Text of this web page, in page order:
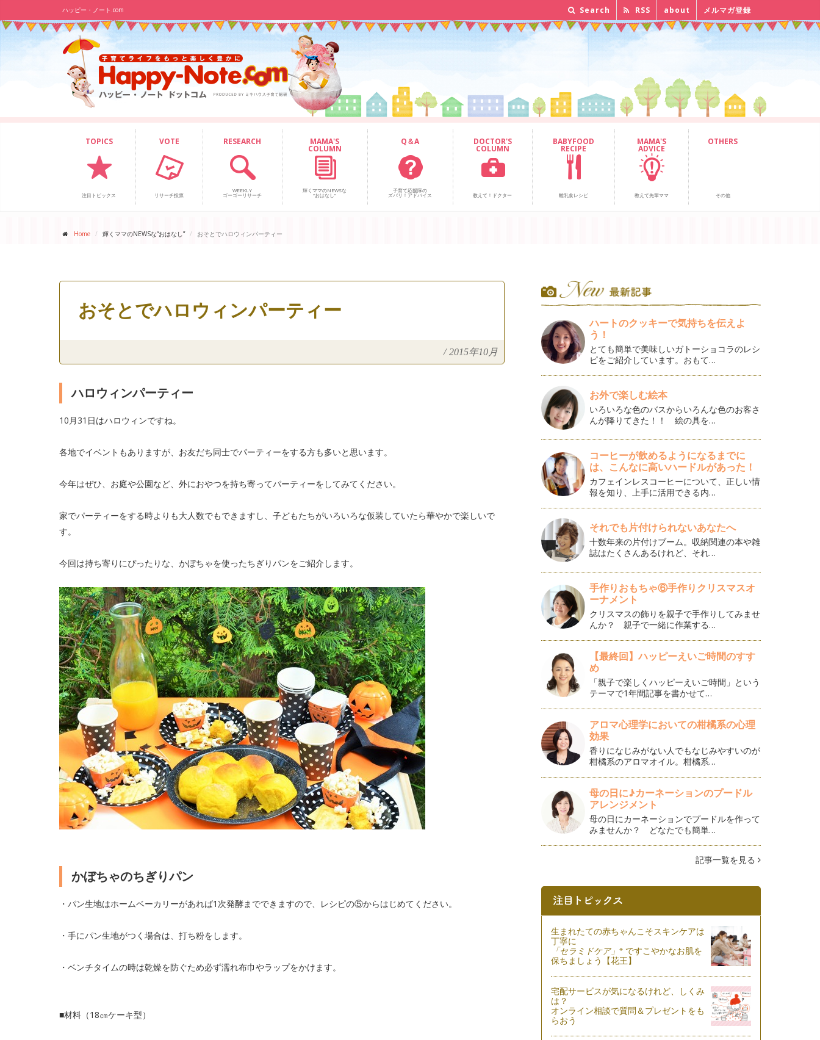
ハッピー・ノート.com Search RSS about メルマガ登録
TOPICS
注目トピックス
VOTE
リサーチ投票
RESEARCH
WEEKLY
ゴーゴーリサーチ
MAMA'S
COLUMN
輝くママのNEWSな
“おはなし”
Q＆A
子育て応援隊の
ズバリ！アドバイス
DOCTOR'S
COLUMN
教えて！ドクター
BABYFOOD
RECIPE
離乳食レシピ
MAMA'S
ADVICE
教えて先輩ママ
OTHERS
その他
Home 輝くママのNEWSな“おはなし” おそとでハロウィンパーティー
おそとでハロウィンパーティー
/ 2015年10月
ハロウィンパーティー
10月31日はハロウィンですね。
各地でイベントもありますが、お友だち同士でパーティーをする方も多いと思います。
今年はぜひ、お庭や公園など、外におやつを持ち寄ってパーティーをしてみてください。
家でパーティーをする時よりも大人数でもできますし、子どもたちがいろいろな仮装していたら華やかで楽しいで
す。
今回は持ち寄りにぴったりな、かぼちゃを使ったちぎりパンをご紹介します。
かぼちゃのちぎりパン
・パン生地はホームベーカリーがあれば1次発酵までできますので、レシピの⑤からはじめてください。
・手にパン生地がつく場合は、打ち粉をします。
・ベンチタイムの時は乾燥を防ぐため必ず濡れ布巾やラップをかけます。
■材料（18㎝ケーキ型）
ハートのクッキーで気持ちを伝えよ
う！
とても簡単で美味しいガトーショコラのレシ
ピをご紹介しています。おもて…
お外で楽しむ絵本
いろいろな色のバスからいろんな色のお客さ
んが降りてきた！！ 絵の具を…
コーヒーが飲めるようになるまでに
は、こんなに高いハードルがあった！
カフェインレスコーヒーについて、正しい情
報を知り、上手に活用できる内…
それでも片付けられないあなたへ
十数年来の片付けブーム。収納関連の本や雑
誌はたくさんあるけれど、それ…
手作りおもちゃ⑥手作りクリスマスオ
ーナメント
クリスマスの飾りを親子で手作りしてみませ
んか？ 親子で一緒に作業する…
【最終回】ハッピーえいご時間のすす
め
「親子で楽しくハッピーえいご時間」という
テーマで1年間記事を書かせて…
アロマ心理学においての柑橘系の心理
効果
香りになじみがない人でもなじみやすいのが
柑橘系のアロマオイル。柑橘系…
母の日に♪カーネーションのプードル
アレンジメント
母の日にカーネーションでプードルを作って
みませんか？ どなたでも簡単…
記事一覧を見る
生まれたての赤ちゃんこそスキンケアは
丁寧に
「セラミドケア」 ※ですこやかなお肌を
保ちましょう【花王】
宅配サービスが気になるけれど、しくみ
は？
オンライン相談で質問＆プレゼントをも
らおう